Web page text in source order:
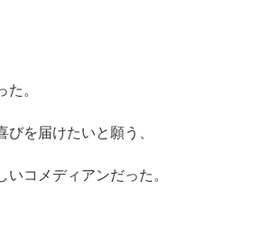
。
を届けたいと願う、
コメディアンだった。